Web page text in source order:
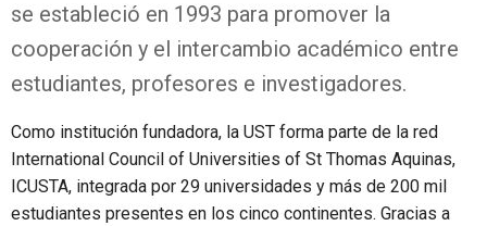
se estableció en 1993 para promover la
cooperación y el intercambio académico entre
estudiantes, profesores e investigadores.
Como institución fundadora, la UST forma parte de la red
International Council of Universities of St Thomas Aquinas,
ICUSTA, integrada por 29 universidades y más de 200 mil
estudiantes presentes en los cinco continentes. Gracias a